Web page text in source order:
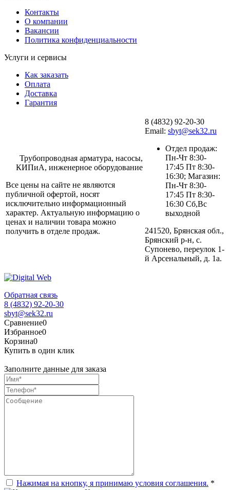
Контакты
О компании
Вакансии
Политика конфиденциальности
Услуги и сервисы
Как заказать
Оплата
Доставка
Гарантия
Трубопроводная арматура, насосы,
КИПиА, инженерное оборудование
Все цены на сайте не являются
публичной офертой, носят
исключительно информационный
характер. Актуальную информацию о
ценах и наличии товара можно
получить в отделе продаж.
8 (4832) 92-20-30
Email: sbyt@sek32.ru
Отдел продаж:
Пн-Чт 8:30-
17:45 Пт 8:30-
16:30; Магазин:
Пн-Чт 8:30-
17:45 Пт 8:30-
16:30 Сб,Вс
выходной
241520, Брянская обл.,
Брянский р-н, с.
Супонево, переулок 1-
й Арсенальный, д. 1а.
Обратная связь
8 (4832) 92-20-30
sbyt@sek32.ru
Сравнение0
Избранное0
Корзина0
Купить в один клик
Заполните данные для заказа
Нажимая на кнопку, я принимаю условия соглашения. *